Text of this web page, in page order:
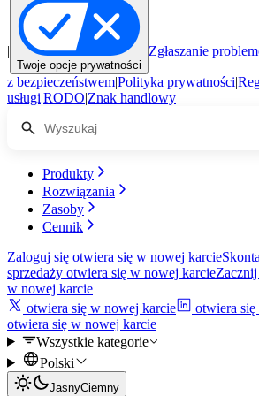
|
Twoje opcje prywatności
Zgłaszanie
z bezpieczeństwem|Polityka prywatności|
usługi|RODO|Znak handlowy
Produkty
Rozwiązania
Zasoby
Cennik
Zaloguj się otwiera się w nowej karcie
sprzedaży otwiera się w nowej karcie
w nowej karcie
otwiera się w nowej karcie
otwiera
otwiera się w nowej karcie
Wszystkie kategorie
Polski
JasnyCiemny